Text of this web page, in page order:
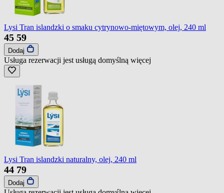
Lysi Tran islandzki o smaku cytrynowo-miętowym, olej, 240 ml
45 59
Dodaj
Usługa rezerwacji jest usługą domyślną więcej
Lysi Tran islandzki naturalny, olej, 240 ml
44 79
Dodaj